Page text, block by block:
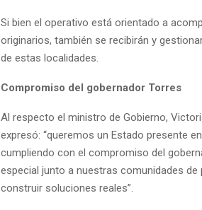
Si bien el operativo está orientado a
originarios, también se recibirán y
de estas localidades.
Compromiso del gobernador Torres
Al respecto el ministro de Gobierno,
expresó: “queremos un Estado presente
cumpliendo con el compromiso del
especial junto a nuestras comunidades
construir soluciones reales”.